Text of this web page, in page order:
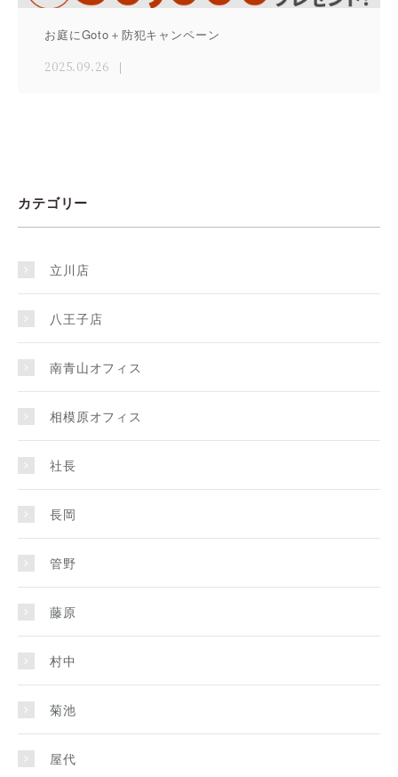
お庭にGoto＋防犯キャンペーン
2025.09.26
カテゴリー
立川店
八王子店
南青山オフィス
相模原オフィス
社長
長岡
管野
藤原
村中
菊池
屋代